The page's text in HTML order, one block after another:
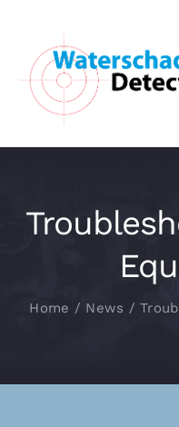
inhoud
HOME
Diensten
Home News